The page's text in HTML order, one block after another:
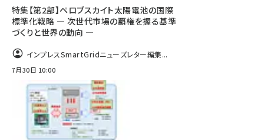
特集【第2部】ペロブスカイト太陽電池の国際
標準化戦略 ― 次世代市場の覇権を握る基準
づくりと世界の動向 ―
インプレスSmartGridニューズレター編集...
7月30日 10:00